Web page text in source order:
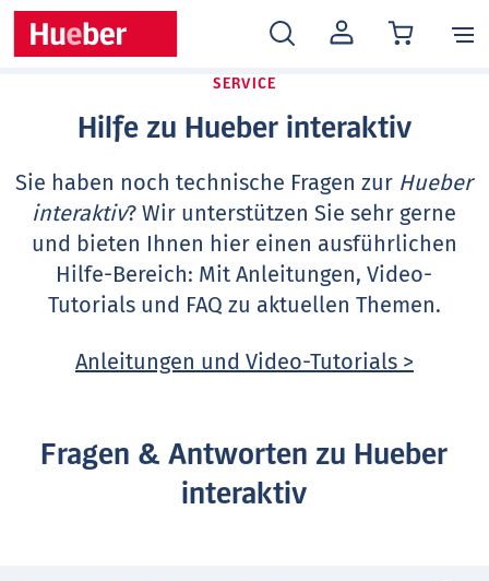
MEIN
KONTO
SERVICE
Hilfe zu Hueber interaktiv
Sie haben noch technische Fragen zur Hueber
interaktiv? Wir unterstützen Sie sehr gerne
und bieten Ihnen hier einen ausführlichen
Hilfe-Bereich: Mit Anleitungen, Video-
Tutorials und FAQ zu aktuellen Themen.
Anleitungen und Video-Tutorials >
Fragen & Antworten zu Hueber
interaktiv